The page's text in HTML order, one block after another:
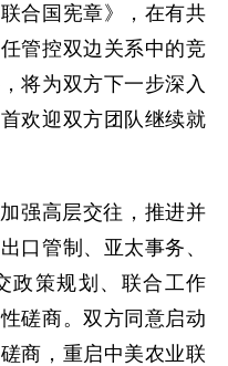
合国宪章》，在有共
管控双边关系中的竞
将为双方下一步深入
欢迎双方团队继续就
强高层交往，推进并
口管制、亚太事务、
政策规划、联合工作
磋商。双方同意启动
商，重启中美农业联